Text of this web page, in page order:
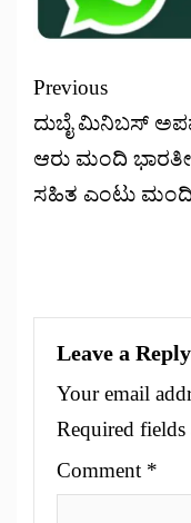
Previous
ದುಬೈ ಮಿನಿಬಸ್
ಆರು ಮಂದಿ
ಸಹಿತ ಎಂಟು ಮಂದಿ
Leave a Reply
Your email
Required fields
Comment *